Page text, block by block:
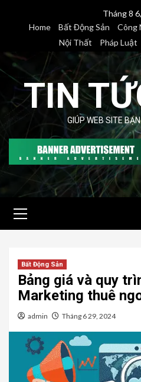
Tháng 8
Home
Bất Động Sản Công
Nội Thất
Pháp Luật
TIN
GIÚP WEB SITE
Menu
Bất Động Sản
Bảng giá và quy
Marketing thuê
admin Tháng 6 29, 2024